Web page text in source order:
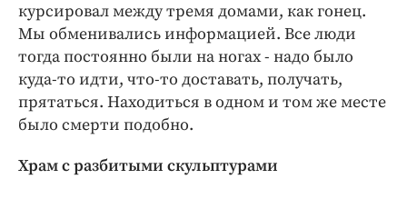
курсировал между тремя домами, как гонец.
Мы обменивались информацией. Все люди
тогда постоянно были на ногах - надо было
куда-то идти, что-то доставать, получать,
прятаться. Находиться в одном и том же месте
было смерти подобно.
Храм с разбитыми скульптурами